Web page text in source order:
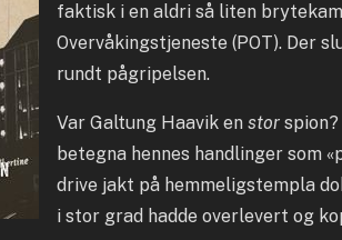
faktisk i en aldri så liten
Overvåkingstjeneste (POT). Der
rundt pågripelsen.
Var Galtung Haavik en stor
betegna hennes handlinger som
drive jakt på hemmeligstempla
i stor grad hadde overlevert og